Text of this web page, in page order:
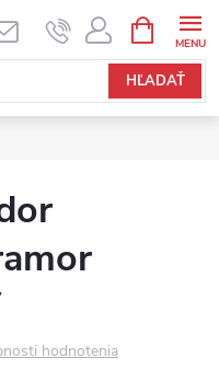
HĽADAŤ
hodnotenia